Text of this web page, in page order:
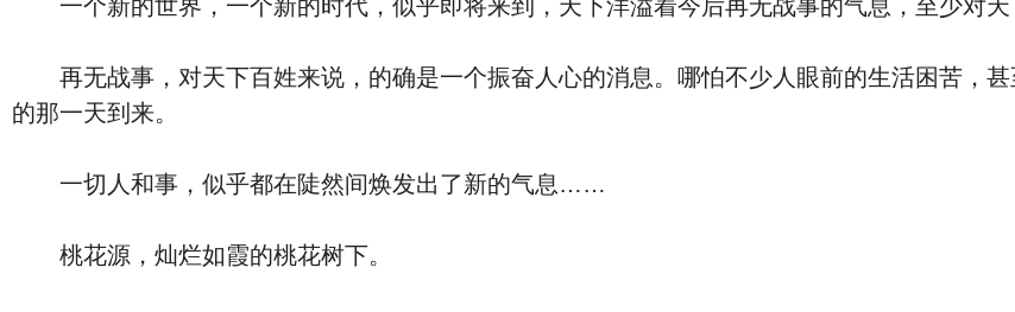
一个新的世界，一个新的时代，似乎即将来到，天下洋溢着今后再无战事的气息，至少对天
再无战事，对天下百姓来说，的确是一个振奋人心的消息。哪怕不少人眼前的生活困苦，
的那一天到来。
一切人和事，似乎都在陡然间焕发出了新的气息……
桃花源，灿烂如霞的桃花树下。